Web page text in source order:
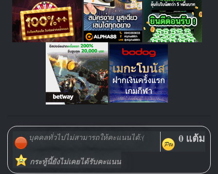
บุคคลทั่วไปไม่สามารถให้คะแนนได้:( 0 แต้ม
กระทู้นี้ยังไม่เคยได้รับคะแนน